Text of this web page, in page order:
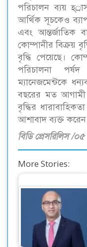
পরিচালন ব্যয়
আর্থিক সূচকেও
এবং আন্তর্জাতিক
কোম্পানীর বিক্রয়
বৃদ্ধি পেয়েছে।
পরিচালনা
ম্যানেজমেন্টকে
বছরের মত আগামী
বৃদ্ধির
আশাবাদ ব্যক্ত
বিডি প্রেসরিলিস /
More Stories:
‘সিটি ব্যাংকের নিট
মুনাফা ১ হাজার ১৪
কোটি টাকা’